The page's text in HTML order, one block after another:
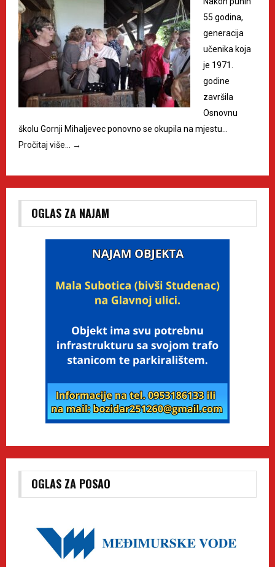
55 godina,
generacija
učenika koja
je 1971.
godine
završila
Osnovnu
školu Gornji Mihaljevec ponovno se okupila na mjestu…
Pročitaj više…
→
OGLAS ZA NAJAM
OGLAS ZA POSAO